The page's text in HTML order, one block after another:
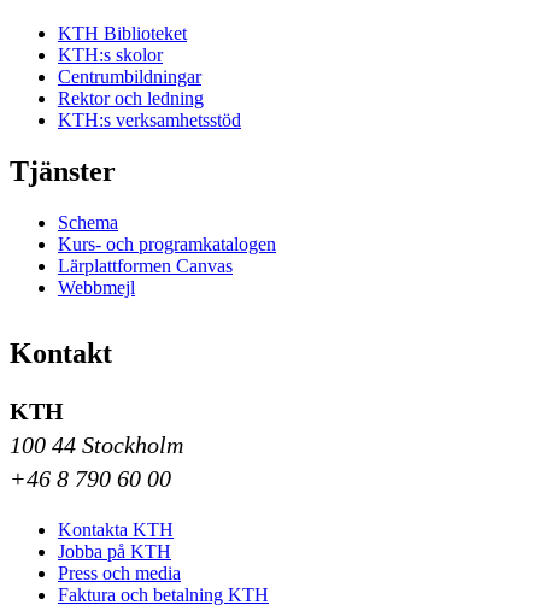
KTH Biblioteket
KTH:s skolor
Centrumbildningar
Rektor och ledning
KTH:s verksamhetsstöd
Tjänster
Schema
Kurs- och programkatalogen
Lärplattformen Canvas
Webbmejl
Kontakt
KTH
100 44 Stockholm
+46 8 790 60 00
Kontakta KTH
Jobba på KTH
Press och media
Faktura och betalning KTH